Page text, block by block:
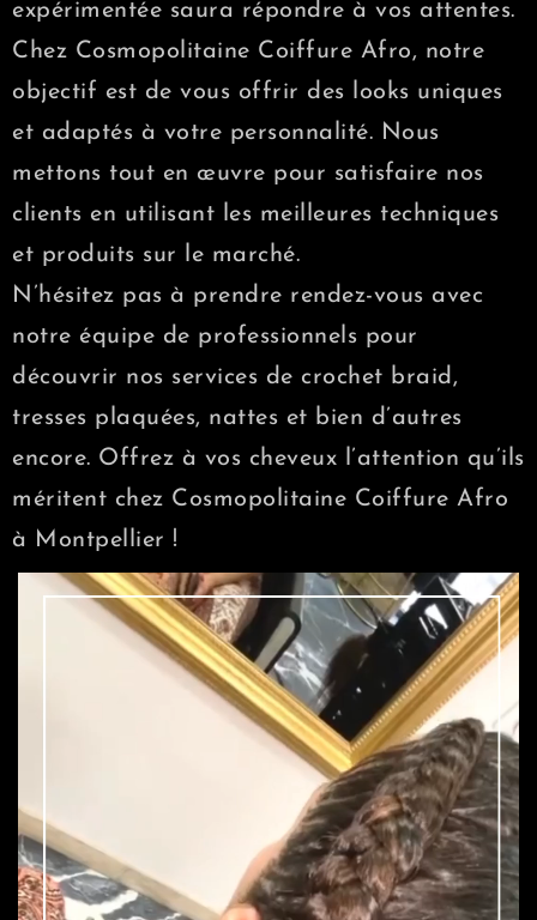
expérimentée saura répondre à vos attentes.
Chez Cosmopolitaine Coiffure Afro, notre
objectif est de vous offrir des looks uniques
et adaptés à votre personnalité. Nous
mettons tout en œuvre pour satisfaire nos
clients en utilisant les meilleures techniques
et produits sur le marché.
N’hésitez pas à prendre rendez-vous avec
notre équipe de professionnels pour
découvrir nos services de crochet braid,
tresses plaquées, nattes et bien d’autres
encore. Offrez à vos cheveux l’attention qu’ils
méritent chez Cosmopolitaine Coiffure Afro
à Montpellier !